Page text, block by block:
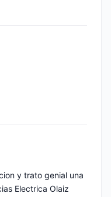
y trato genial una
Electrica Olaiz